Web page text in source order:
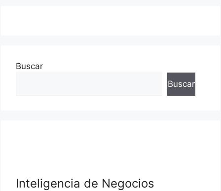
Buscar
Buscar
Inteligencia de Negocios